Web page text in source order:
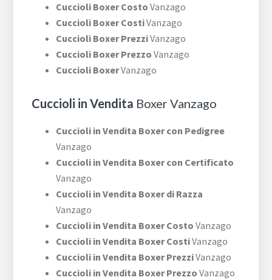
Cuccioli Boxer Costo Vanzago
Cuccioli Boxer CostiVanzago
Cuccioli Boxer PrezziVanzago
Cuccioli Boxer Prezzo Vanzago
Cuccioli BoxerVanzago
Cuccioli in Vendita Boxer Vanzago
Cuccioli in Vendita Boxer con Pedigree
Vanzago
Cuccioli in Vendita Boxer con Certificato
Vanzago
Cuccioli in Vendita Boxer di Razza
Vanzago
Cuccioli in Vendita Boxer Costo Vanzago
Cuccioli in Vendita Boxer CostiVanzago
Cuccioli in Vendita Boxer PrezziVanzago
Cuccioli in Vendita Boxer Prezzo Vanzago